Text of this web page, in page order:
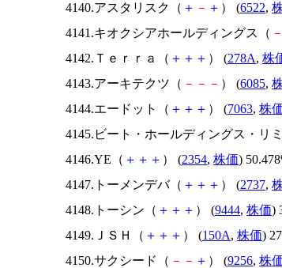
4140.アスタリスク（ ＋ － ＋ ） (6522,
4141.キオクシアホールディングス（ －
4142.Ｔｅｒｒａ（ ＋ ＋ ＋ ） (278A, 株
4143.アーキテクツ（ － － － ） (6085,
4144.エードット（ ＋ ＋ ＋ ） (7063, 株
4145.ビート・ホールディングス・リ
4146.YE（ ＋ ＋ ＋ ） (2354, 株価)
4147.トーメンデバ（ ＋ ＋ ＋ ） (2737,
4148.トーシン（ ＋ ＋ ＋ ） (9444, 株価)
4149.ＪＳＨ（ ＋ ＋ ＋ ） (150A, 株価)
4150.サクシード（ － － ＋ ） (9256, 株